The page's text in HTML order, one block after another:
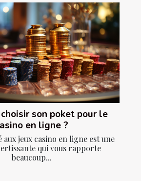
son poket pour le
en ligne ?
jeux casino en ligne est une
qui vous rapporte
beaucoup...